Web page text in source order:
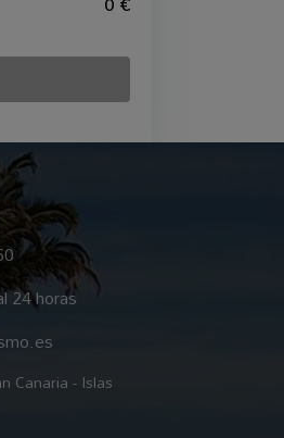
0 €
24 horas
Canaria - Islas